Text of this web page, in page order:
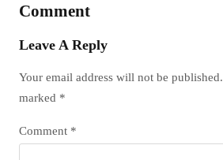
Comment
Leave A Reply
Your email address will not be published.
marked *
Comment *